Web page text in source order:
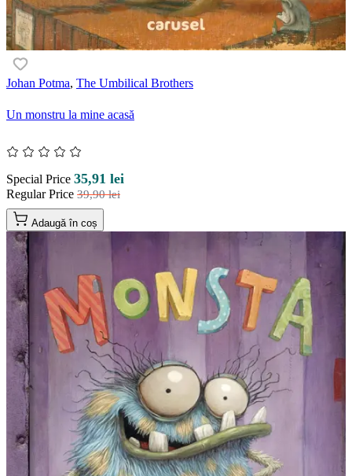
Johan Potma, The Umbilical Brothers
Un monstru la mine acasă
Special Price 35,91 lei
Regular Price 39,90 lei
Adaugă în coș